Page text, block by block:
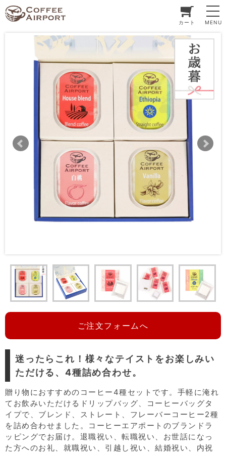
カート MENU
ご注文フォームへ
迷ったらこれ！様々なテイストをお楽しみい
ただける、4種詰め合わせ。
贈り物におすすめのコーヒー4種セットです。手軽に淹れ
てお飲みいただけるドリップバッグ、コーヒーバッグタ
イプで、ブレンド、ストレート、フレーバーコーヒー2種
を詰め合わせました。コーヒーエアポートのブランドラ
ッピングでお届け。退職祝い、転職祝い、お世話になっ
た方へのお礼、就職祝い、引越し祝い、結婚祝い、内祝